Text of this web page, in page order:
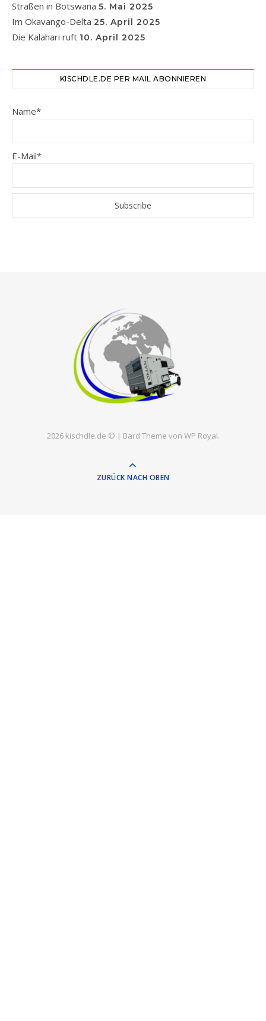
Straßen in Botswana 5. Mai 2025
Im Okavango-Delta 25. April 2025
Die Kalahari ruft 10. April 2025
KISCHDLE.DE PER MAIL ABONNIEREN
Name*
E-Mail*
2026 kischdle.de © | Bard Theme von WP Royal.
ZURÜCK NACH OBEN